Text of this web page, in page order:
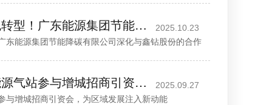
强强联合赋能绿色转型！广东能源集团节能降碳有限公司深化与鑫钻股份的合作 2025.10.23
东能源集团节能降碳有限公司深化与鑫钻股份的合作
鑫钻股份携数字能源气站参与增城招商引资会，为区域发展注入新动能 2025.09.27
与增城招商引资会，为区域发展注入新动能